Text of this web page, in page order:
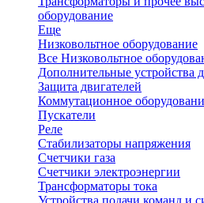
оборудование
Еще
Низковольтное оборудование
Все Низковольтное
Дополнительные устройства
Защита двигателей
Коммутационное
Пускатели
Реле
Стабилизаторы напряжения
Счетчики газа
Счетчики электроэнергии
Трансформаторы тока
Устройства подачи команд и